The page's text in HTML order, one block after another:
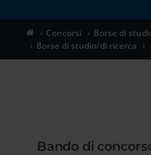
Concorsi
Borse di
Borse di studio/di ricerca
Bando di